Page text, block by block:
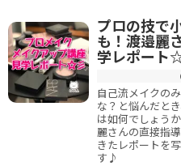
プロの技で
も！渡邉麗
学レポート
自己流メイクの
な？と悩んだと
は如何でしょう
麗さんの直接指
きたレポートを
す♪